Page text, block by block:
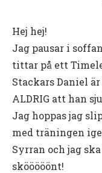
Hej hej!
Jag pausar i
tittar på ett
Stackars Daniel
ALDRIG att han
Jag hoppas jag
med träningen
Syrran och jag
skööööönt!